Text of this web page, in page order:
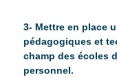
3- Mettre en place
pédagogiques et
champ des écoles
personnel.